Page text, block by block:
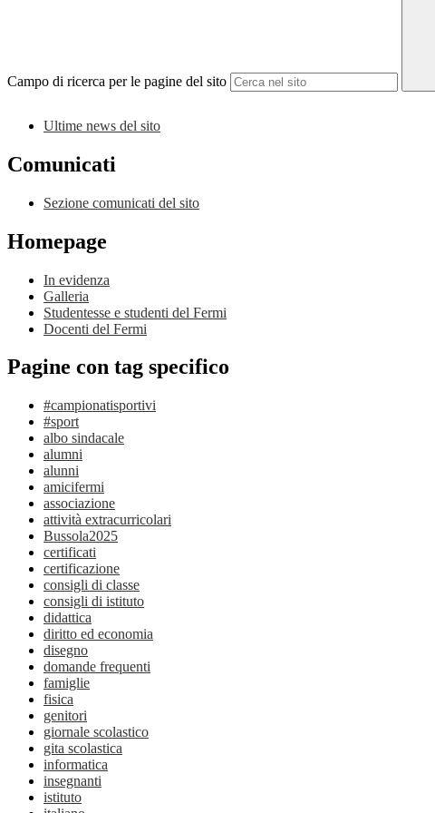
Campo di ricerca per le pagine del sito
Ultime news del sito
Comunicati
Sezione comunicati del sito
Homepage
In evidenza
Galleria
Studentesse e studenti del Fermi
Docenti del Fermi
Pagine con tag specifico
#campionatisportivi
#sport
albo sindacale
alumni
alunni
amicifermi
associazione
attività extracurricolari
Bussola2025
certificati
certificazione
consigli di classe
consigli di istituto
didattica
diritto ed economia
disegno
domande frequenti
famiglie
fisica
genitori
giornale scolastico
gita scolastica
informatica
insegnanti
istituto